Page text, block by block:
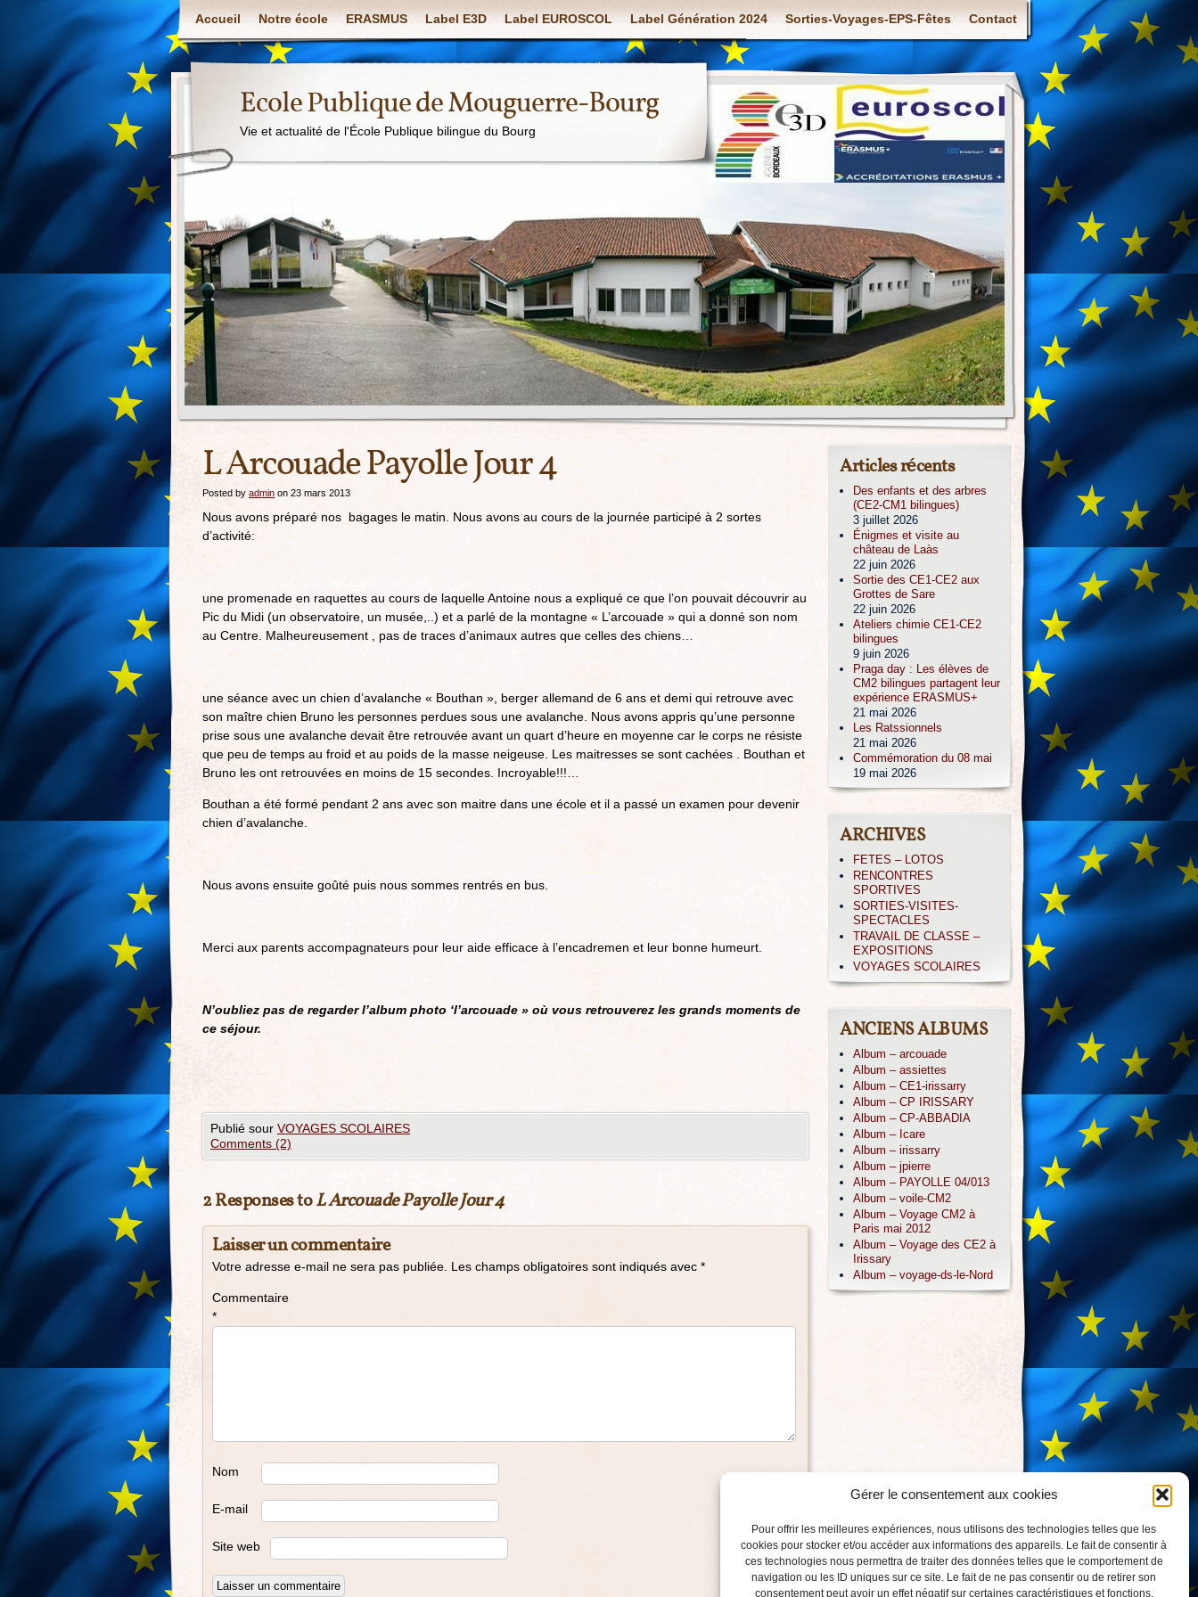
Gérer le consentement aux cookies
Pour offrir les meilleures expériences, nous utilisons des technologies telles que les
cookies pour stocker et/ou accéder aux informations des appareils. Le fait de consentir à
ces technologies nous permettra de traiter des données telles que le comportement de
navigation ou les ID uniques sur ce site. Le fait de ne pas consentir ou de retirer son
consentement peut avoir un effet négatif sur certaines caractéristiques et fonctions.
Accueil Notre école ERASMUS Label E3D Label EUROSCOL Label Génération 2024 Sorties-Voyages-EPS-Fêtes Contact
Ecole Publique de Mouguerre-Bourg
Vie et actualité de l'École Publique bilingue du Bourg
L Arcouade Payolle Jour 4
Posted by admin on 23 mars 2013
Nous avons préparé nos bagages le matin. Nous avons au cours de la journée participé à 2 sortes
d’activité:
une promenade en raquettes au cours de laquelle Antoine nous a expliqué ce que l’on pouvait découvrir au
Pic du Midi (un observatoire, un musée,..) et a parlé de la montagne « L’arcouade » qui a donné son nom
au Centre. Malheureusement , pas de traces d’animaux autres que celles des chiens…
une séance avec un chien d’avalanche « Bouthan », berger allemand de 6 ans et demi qui retrouve avec
son maître chien Bruno les personnes perdues sous une avalanche. Nous avons appris qu’une personne
prise sous une avalanche devait être retrouvée avant un quart d’heure en moyenne car le corps ne résiste
que peu de temps au froid et au poids de la masse neigeuse. Les maitresses se sont cachées . Bouthan et
Bruno les ont retrouvées en moins de 15 secondes. Incroyable!!!…
Bouthan a été formé pendant 2 ans avec son maitre dans une école et il a passé un examen pour devenir
chien d’avalanche.
Nous avons ensuite goûté puis nous sommes rentrés en bus.
Merci aux parents accompagnateurs pour leur aide efficace à l’encadremen et leur bonne humeurt.
N’oubliez pas de regarder l’album photo ‘l’arcouade » où vous retrouverez les grands moments de
ce séjour.
Publié sour VOYAGES SCOLAIRES
Comments (2)
2 Responses toL Arcouade Payolle Jour 4
Laisser un commentaire
Votre adresse e-mail ne sera pas publiée. Les champs obligatoires sont indiqués avec *
Commentaire
*
Nom
E-mail
Site web
Articles récents
Des enfants et des arbres
(CE2-CM1 bilingues)
3 juillet 2026
Énigmes et visite au
château de Laàs
22 juin 2026
Sortie des CE1-CE2 aux
Grottes de Sare
22 juin 2026
Ateliers chimie CE1-CE2
bilingues
9 juin 2026
Praga day : Les élèves de
CM2 bilingues partagent leur
expérience ERASMUS+
21 mai 2026
Les Ratssionnels
21 mai 2026
Commémoration du 08 mai
19 mai 2026
ARCHIVES
FETES – LOTOS
RENCONTRES
SPORTIVES
SORTIES-VISITES-
SPECTACLES
TRAVAIL DE CLASSE –
EXPOSITIONS
VOYAGES SCOLAIRES
ANCIENS ALBUMS
Album – arcouade
Album – assiettes
Album – CE1-irissarry
Album – CP IRISSARY
Album – CP-ABBADIA
Album – Icare
Album – irissarry
Album – jpierre
Album – PAYOLLE 04/013
Album – voile-CM2
Album – Voyage CM2 à
Paris mai 2012
Album – Voyage des CE2 à
Irissary
Album – voyage-ds-le-Nord